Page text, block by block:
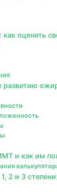
оценить
и как им
2 и 3